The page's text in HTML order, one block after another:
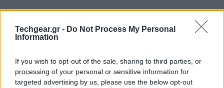
Techgear.gr - Do Not Process My Personal
Information
If you wish to opt-out of the sale, sharing to third parties, or
processing of your personal or sensitive information for
targeted advertising by us, please use the below opt-out